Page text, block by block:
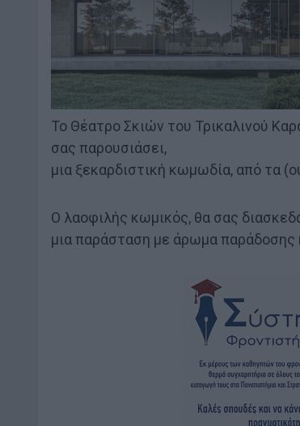
To Θέατρο Σκιών του Τρικαλινού
σας παρουσιάσει,
μια ξεκαρδιστική κωμωδία, από τα
Ο λαοφιλής κωμικός, θα σας
μια παράσταση με άρωμα παράδοσης